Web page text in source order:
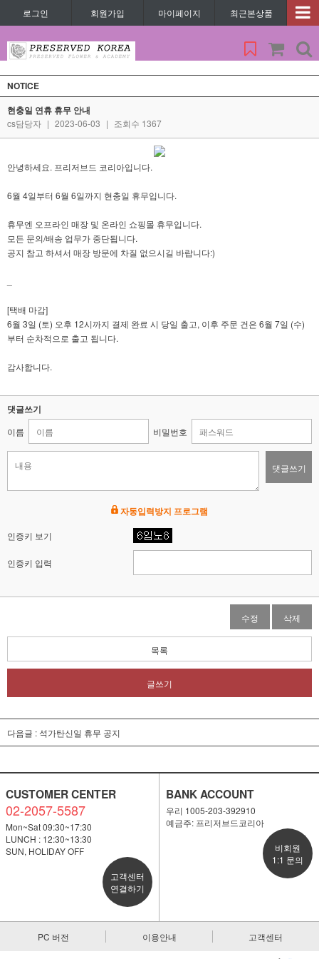
로그인 회원가입 마이페이지 최근본상품
NOTICE
현충일 연휴 휴무 안내
cs담당자 | 2023-06-03 | 조회수 1367
안녕하세요. 프리저브드 코리아입니다.
6월 4일부터 6월 6일까지 현충일 휴무입니다.
휴무엔 오프라인 매장 및 온라인 쇼핑몰 휴무입니다.
모든 문의/배송 업무가 중단됩니다.
공지 참고 하셔서 매장 방문에 차질 없으시길 바랍니다:)
[택배 마감]
6월 3일 (토) 오후 12시까지 결제 완료 시 당일 출고, 이후 주문 건은 6월 7일 (수)
부터 순차적으로 출고 됩니다.
감사합니다.
댓글쓰기
이름 비밀번호
댓글쓰기
자동입력방지 프로그램
인증키 보기
인증키 입력
수정 삭제
목록
글쓰기
다음글 : 석가탄신일 휴무 공지
CUSTOMER CENTER
02-2057-5587
Mon~Sat 09:30~17:30
LUNCH : 12:30~13:30
SUN, HOLIDAY OFF
고객센터
연결하기
BANK ACCOUNT
우리 1005-203-392910
예금주: 프리저브드코리아
비회원
1:1 문의
PC 버전 이용안내 고객센터